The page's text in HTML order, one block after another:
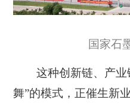
国家石
这种创新链、产
舞”的模式，正催生新